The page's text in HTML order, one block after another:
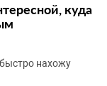
куда
нахожу